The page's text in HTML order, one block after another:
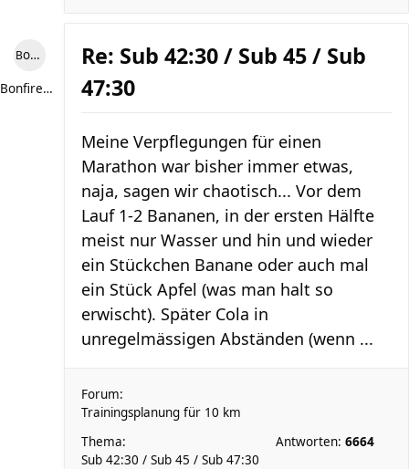
Bonfire307
Bonfire307
Re: Sub 42:30 / Sub 45 / Sub
47:30
Meine Verpflegungen für einen
Marathon war bisher immer etwas,
naja, sagen wir chaotisch... Vor dem
Lauf 1-2 Bananen, in der ersten Hälfte
meist nur Wasser und hin und wieder
ein Stückchen Banane oder auch mal
ein Stück Apfel (was man halt so
erwischt). Später Cola in
unregelmässigen Abständen (wenn ...
Forum:
Trainingsplanung für 10 km
Thema:
Sub 42:30 / Sub 45 / Sub 47:30
Antworten: 6664